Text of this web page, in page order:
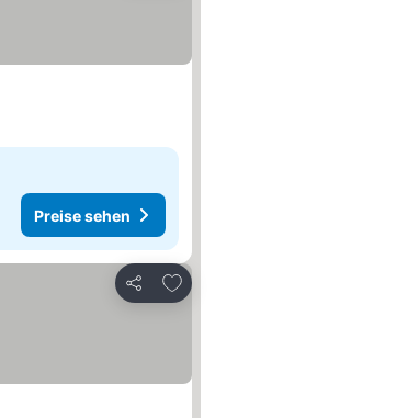
Preise sehen
Teilen
Zu Favoriten hinzufügen